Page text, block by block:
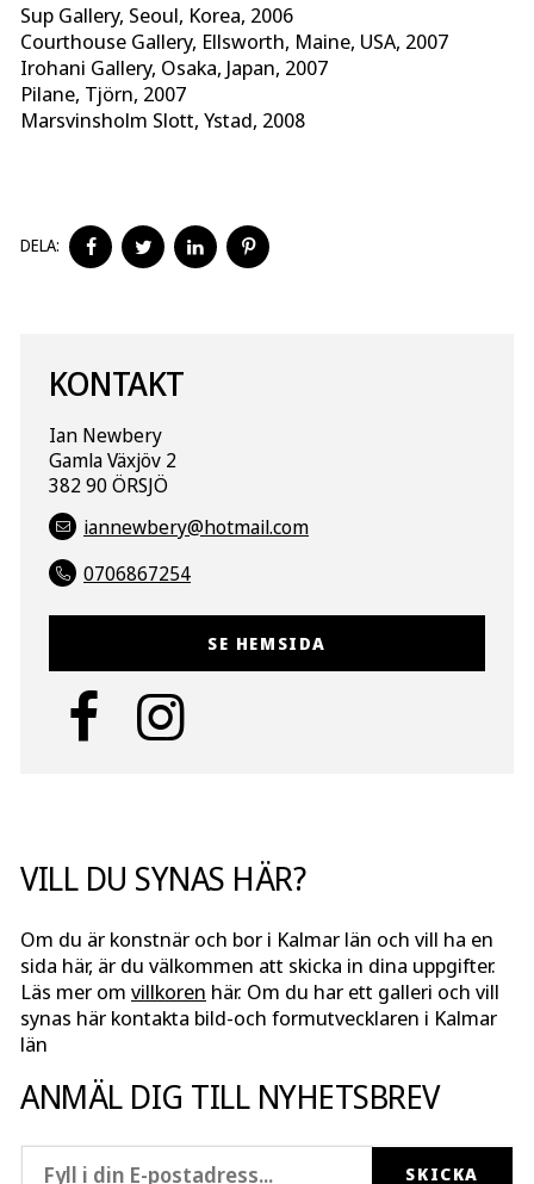
Sup Gallery, Seoul, Korea, 2006
Courthouse Gallery, Ellsworth, Maine, USA, 2007
Irohani Gallery, Osaka, Japan, 2007
Pilane, Tjörn, 2007
Marsvinsholm Slott, Ystad, 2008
DELA:
DELA
PÅ
DELA
PÅ
DELA
PÅ
PÅ
KONTAKT
Ian Newbery
Gamla Växjöv 2
382 90 ÖRSJÖ
iannewbery@hotmail.com
0706867254
SE HEMSIDA
VILL DU SYNAS HÄR?
Om du är konstnär och bor i Kalmar län och vill ha en
sida här, är du välkommen att skicka in dina uppgifter.
Läs mer om villkoren här. Om du har ett galleri och vill
synas här kontakta bild-och formutvecklaren i Kalmar
län
ANMÄL DIG TILL NYHETSBREV